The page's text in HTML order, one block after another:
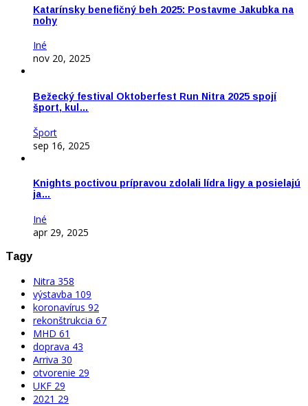
Katarínsky benefičný beh 2025: Postavme Jakubka na
nohy
Iné
nov 20, 2025
Bežecký festival Oktoberfest Run Nitra 2025 spojí
šport, kul…
Šport
sep 16, 2025
Knights poctivou prípravou zdolali lídra ligy a posielajú
ja…
Iné
apr 29, 2025
Tagy
Nitra 358
výstavba 109
koronavírus 92
rekonštrukcia 67
MHD 61
doprava 43
Arriva 30
otvorenie 29
UKF 29
2021 29